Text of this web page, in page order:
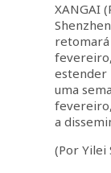
XANGAI
retomará
fevereiro,
estender
uma
a
(Por Yilei